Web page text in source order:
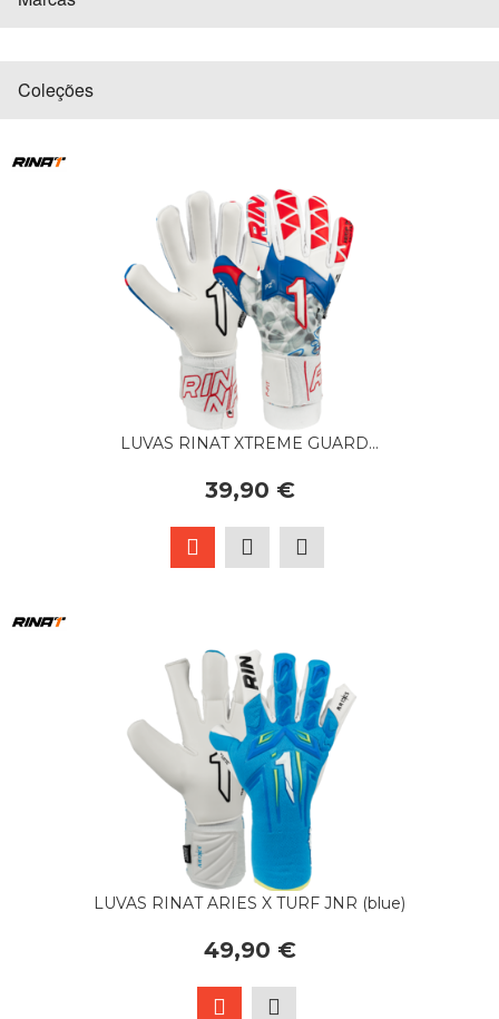
Coleções
LUVAS RINAT XTREME GUARD...
39,90 €
LUVAS RINAT ARIES X TURF JNR (blue)
49,90 €